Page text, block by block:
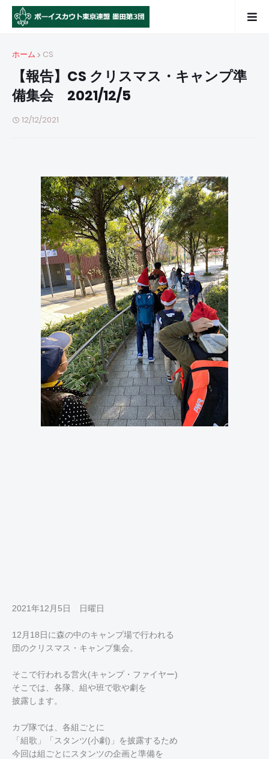
ホーム CS
【報告】CS クリスマス・キャンプ準
備集会 2021/12/5
12/12/2021
2021年12月5日 日曜日
12月18日に森の中のキャンプ場で行われる
団のクリスマス・キャンプ集会。
そこで行われる営火(キャンプ・ファイヤー)
そこでは、各隊、組や班で歌や劇を
披露します。
カブ隊では、各組ごとに
「組歌」「スタンツ(小劇)」を披露するため
今回は組ごとにスタンツの企画と準備を